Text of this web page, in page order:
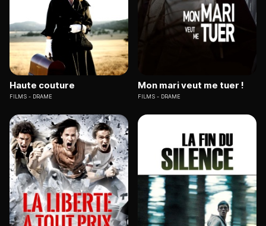
Haute couture
FILMS DRAME
Mon mari veut me tuer !
FILMS DRAME